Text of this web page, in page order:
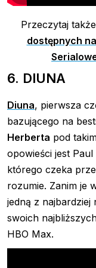
Przeczytaj
dostępnych
6. DIUNA
Diuna, pierwsza
bazującego na
Herberta pod
opowieści jest
którego czeka
rozumie. Zanim je
jedną z
swoich
HBO Max.